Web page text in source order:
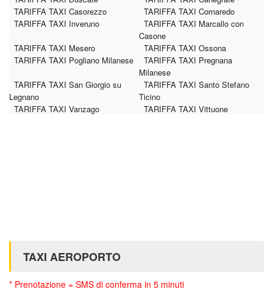
TARIFFA TAXI Casorezzo
TARIFFA TAXI Cornaredo
TARIFFA TAXI Inveruno
TARIFFA TAXI Marcallo con
Casone
TARIFFA TAXI Mesero
TARIFFA TAXI Ossona
TARIFFA TAXI Pogliano Milanese
TARIFFA TAXI Pregnana
Milanese
TARIFFA TAXI San Giorgio su
Legnano
TARIFFA TAXI Santo Stefano
Ticino
TARIFFA TAXI Vanzago
TARIFFA TAXI Vittuone
TAXI AEROPORTO
* Prenotazione = SMS di conferma in 5 minuti